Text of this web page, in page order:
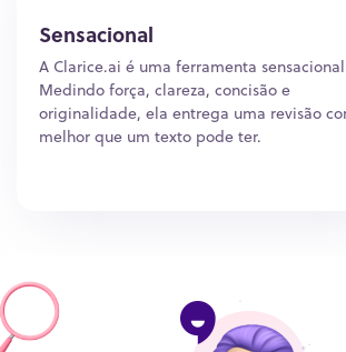
Sensacional
A Clarice.ai é uma ferramenta
Medindo força, clareza, concisão e
originalidade, ela entrega uma revisão
melhor que um texto pode ter.